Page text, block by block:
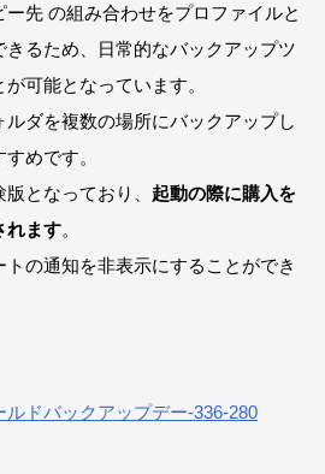
ー先 の組み合わせをプロファイルと
きるため、日常的なバックアップツ
可能となっています。
ダを複数の場所にバックアップし
めです。
となっており、 起動の際に購入を
れます。
トの通知を非表示にすることができ